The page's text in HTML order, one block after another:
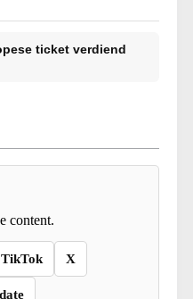
ticket verdiend
content.
TikTok X